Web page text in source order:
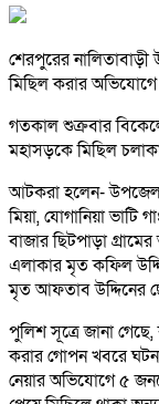
শেরপুরের নালিতাবাড়ী
মিছিল করার
গতকাল শুক্রবার
মহাসড়কে মিছিল
আটকরা হলেন-
মিয়া, যোগানিয়া
বাজার ছিটপাড়া
এলাকার মৃত কফিল
মৃত আফতাব উদ্দিনের
পুলিশ সূত্রে জানা গেছে,
করার গোপন খবরে
নেয়ার অভিযোগে ৫